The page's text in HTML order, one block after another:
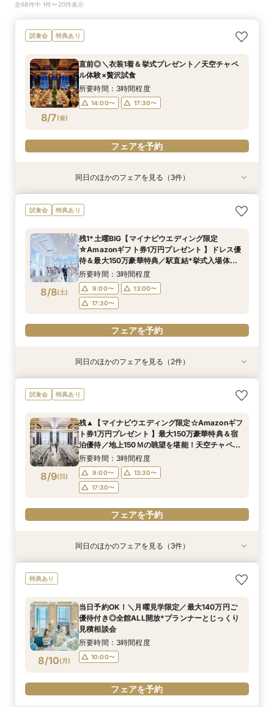
全68件中 1件〜20件表示
試食会 特典あり
8/7(金)
直前◎＼衣装1着＆挙式プレゼント／天空チャペ
ル体験×贅沢試食
所要時間：3時間程度
14:00〜 17:30〜
フェアを予約
特典あり
8/7(金)
当日◎【2名～OK！少人数婚】大阪駅直結*絶景
チャペル×相談会
17:30〜
フェアを予約
特典あり
8/7(金)
【平日夜限定】地上150m絶景ナイトウェディン
グ×クイック相談会
フェアを予約
特典あり
8/7(金)
【平日人気◆最大140万優待】絶景チャペル×全
館開放×絶品試食
17:30〜
フェアを予約
同日のほかのフェアを見る（3件）
試食会 特典あり
8/8(土)
残1*土曜BIG【マイナビウエディング限定
☆Amazonギフト券1万円プレゼント 】ドレス優
待＆最大150万豪華特典／駅直結*挙式入場体験×
選べる2つの会場見学
所要時間：3時間程度
9:00〜
13:00〜
17:30〜
フェアを予約
特典あり
8/8(土)
【ドレス1着プレゼント】地上150mチャペルで叶
う憧れ花嫁体験
9:00〜
13:00〜
17:30〜
フェアを予約
特典あり
8/8(土)
【2名～少人数婚】大阪駅直結◆地上150mの絶
景×美食で叶える上質プライベートウエディング
9:00〜
13:00〜
17:30〜
フェアを予約
同日のほかのフェアを見る（2件）
試食会 特典あり
8/9(日)
残▲【マイナビウエディング限定☆Amazonギフ
ト券1万円プレゼント 】最大150万豪華特典＆宿
泊優待／地上150Ｍの眺望を堪能！天空チャペル
で感動挙式&上質貸切体験*BIGフェア
所要時間：3時間程度
9:00〜
13:30〜
17:30〜
フェアを予約
特典あり
8/9(日)
【ドレス1着プレゼント】地上150mチャペルで叶
9:00〜
13:30〜
17:30〜
フェアを予約
特典あり
8/9(日)
【2名～少人数婚】大阪駅直結*貸切空間で叶え
9:00〜
13:30〜
17:30〜
フェアを予約
特典あり
8/9(日)
【料理重視*必見】料理ランクUP優待*140万特
9:00〜
13:30〜
17:30〜
フェアを予約
同日のほかのフェアを見る（3件）
特典あり
8/10(月)
当日予約OK！＼月曜見学限定／最大140万円ご
優待付き◎全館ALL開放*プランナーとじっくり
見積相談会
所要時間：3時間程度
10:00〜
フェアを予約